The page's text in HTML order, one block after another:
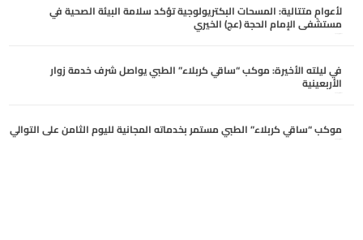
لأعوامٍ متتالية: المسحات البكتريولوجية تؤكد سلامة البيئة الصحية في
مستشفى الإمام الحجة (عج) الخيري
في ليلته الأخيرة: موكب “ساقي كربلاء” الطبي يواصل شرف خدمة زوار
الأربعينية
موكب “ساقي كربلاء” الطبي مستمر بخدماته المجانية لليوم الثامن على التوالي